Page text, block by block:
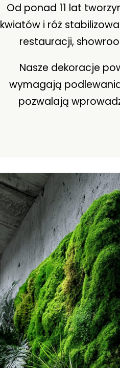
Od ponad 11 lat
kwiatów i róż
restauracji,
Nasze dekoracje
wymagają
pozwalają